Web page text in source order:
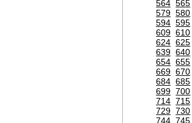
564 565
579 580
594 595
609 610
624 625
639 640
654 655
669 670
684 685
699 700
714 715
729 730
744 745